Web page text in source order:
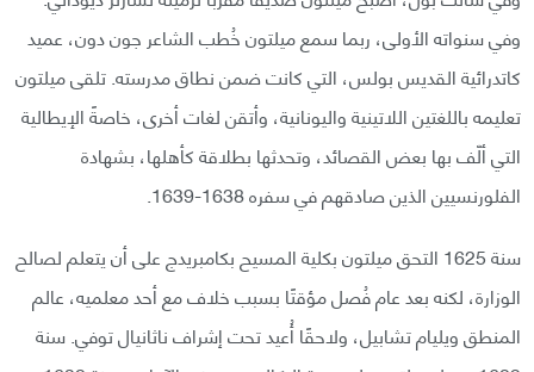
وفي سنواته الأولى، ربما سمع ميلتون خُطب الشاعر جون دون، عميد
كاتدرائية القديس بولس، التي كانت ضمن نطاق مدرسته. تلقى ميلتون
تعليمه باللغتين اللاتينية واليونانية، وأتقن لغات أخرى، خاصةً الإيطالية
التي ألّف بها بعض القصائد، وتحدثها بطلاقة كأهلها، بشهادة
الفلورنسيين الذين صادقهم في سفره 1638-1639.
سنة 1625 التحق ميلتون بكلية المسيح بكامبريدج على أن يتعلم لصالح
الوزارة، لكنه بعد عام فُصل مؤقتًا بسبب خلاف مع أحد معلميه، عالم
المنطق ويليام تشابيل، ولاحقًا أُعيد تحت إشراف ناثانيال توفي. سنة